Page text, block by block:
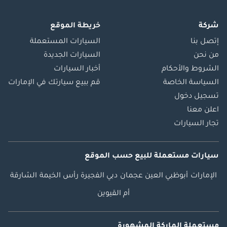
شركة
إتصل بنا
من نحن
الشروط والأحكام
السياسة الخاصة
تسجيل دخول
اعلن معنا
تجار السيارات
خريطة الموقع
السيارات المستعملة
السيارات الجديدة
أخبار السيارات
قم ببيع سيارتك في الإمارات
سيارات مستعملة للبيع حسب الموقع
الإمارات أبوظبي العين عجمان دبي الفجيرة رأس الخيمة الشارقة
أم القيوين